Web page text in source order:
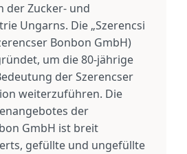
der Zucker- und
Ungarns. Die „Szerencsi
Bonbon GmbH)
um die 80-jährige
der Szerencser
weiterzuführen. Die
der
GmbH ist breit
gefüllte und ungefüllte